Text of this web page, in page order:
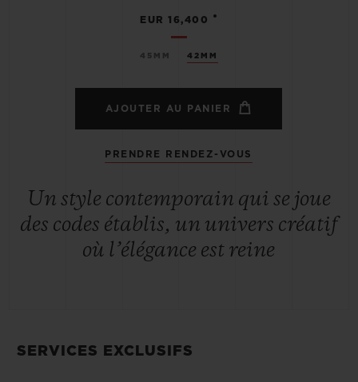
45MM 42MM
EUR 16,400 •
AJOUTER AU PANIER
PRENDRE RENDEZ-VOUS
Un style contemporain qui se joue
des codes établis, un univers créatif
où l’élégance est reine
SERVICES EXCLUSIFS